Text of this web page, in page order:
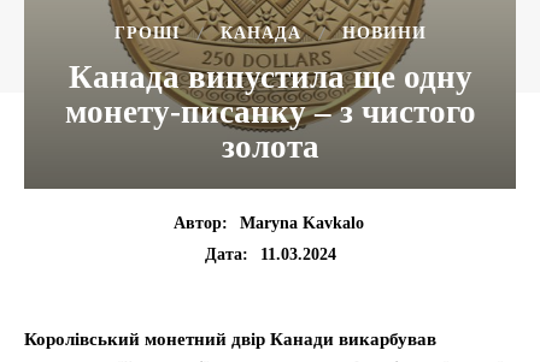
ГРОШІ КАНАДА НОВИНИ
Канада випустила ще одну
монету-писанку – з чистого
золота
Автор:
Maryna Kavkalo
Дата:
11.03.2024
Королівський монетний двір Канади викарбував